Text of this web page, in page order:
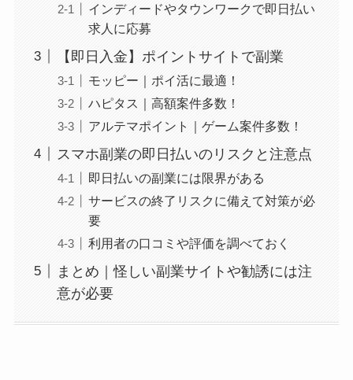
インディードやタウンワークで即日払い
求人に応募
【即日入金】ポイントサイトで副業
モッピー｜ポイ活に最適！
ハピタス｜高額案件多数！
アルテマポイント｜ゲーム案件多数！
スマホ副業の即日払いのリスクと注意点
即日払いの副業には限界がある
サービスの終了リスクに備えて対策が必
要
利用者の口コミや評価を調べておく
まとめ｜怪しい副業サイトや勧誘には注
意が必要